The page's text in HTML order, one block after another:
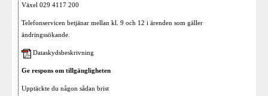
Växel 029 4117 200
Telefonservicen betjänar mellan kl. 9 och 12 i ärenden som gäller
ändringssökande.
Dataskydsbeskrivning
Ge respons om tillgängligheten
Upptäckte du någon sådan brist